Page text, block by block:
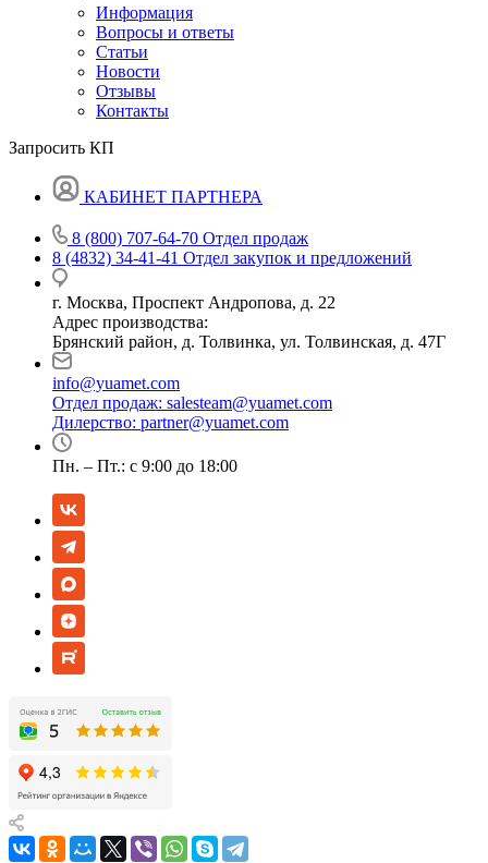
Информация
Вопросы и ответы
Статьи
Новости
Отзывы
Контакты
Запросить КП
КАБИНЕТ ПАРТНЕРА
8 (800) 707-64-70 Отдел продаж
8 (4832) 34-41-41 Отдел закупок и предложений
г. Москва, Проспект Андропова, д. 22
Адрес производства:
Брянский район, д. Толвинка, ул. Толвинская, д. 47Г
info@yuamet.com
Отдел продаж: salesteam@yuamet.com
Дилерство: partner@yuamet.com
Пн. – Пт.: с 9:00 до 18:00